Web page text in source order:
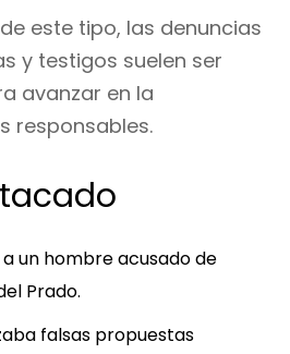
este tipo, las denuncias
y testigos suelen ser
avanzar en la
responsables.
un hombre acusado de
Prado.
falsas propuestas